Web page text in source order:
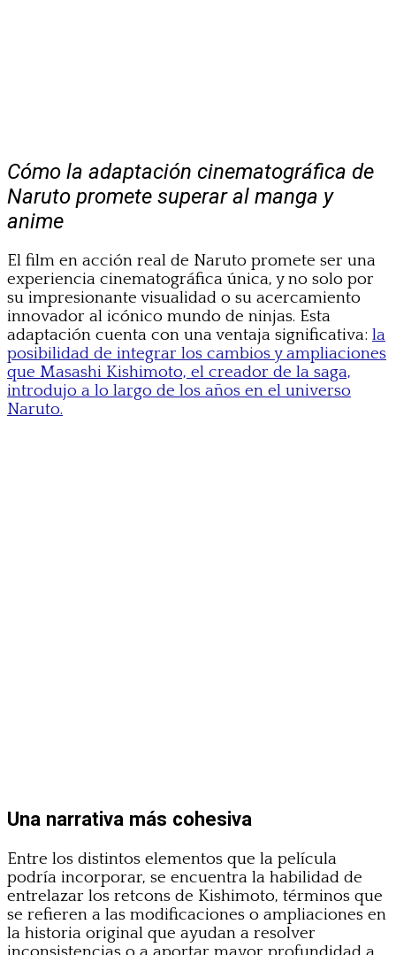
Cómo la adaptación cinematográfica de
Naruto promete superar al manga y
anime
El film en acción real de Naruto promete ser una
experiencia cinematográfica única, y no solo por
su impresionante visualidad o su acercamiento
innovador al icónico mundo de ninjas. Esta
adaptación cuenta con una ventaja significativa: la
posibilidad de integrar los cambios y ampliaciones
que Masashi Kishimoto, el creador de la saga,
introdujo a lo largo de los años en el universo
Naruto.
Una narrativa más cohesiva
Entre los distintos elementos que la película
podría incorporar, se encuentra la habilidad de
entrelazar los retcons de Kishimoto, términos que
se refieren a las modificaciones o ampliaciones en
la historia original que ayudan a resolver